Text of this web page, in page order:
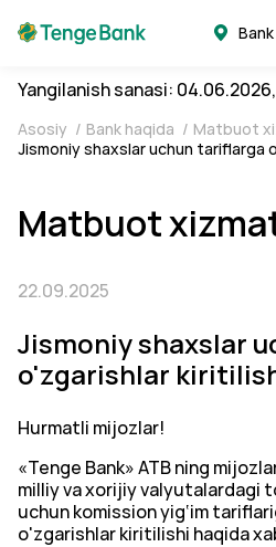
Yangilanish sanasi:
Asosiy / Bank haqida / Matbuot
Jismoniy shaxslar uchun tariflarga
Matbuot
22.09.2025
Jismoniy shaxslar
o'zgarishlar
Hurmatli mijozlar!
«Tenge Bank» ATB ning
milliy va xorijiy valyutalardagi
uchun komission yig‘im
o'zgarishlar kiritilishi haqida